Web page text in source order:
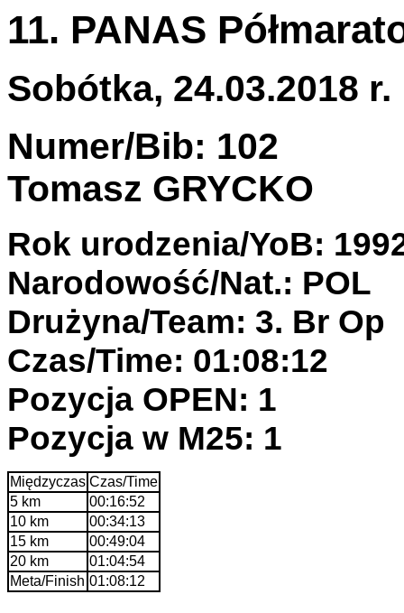
11. PANAS
Sobótka, 24.03.2018 r.
Numer/Bib: 102
Tomasz GRYCKO
Rok urodzenia/YoB:
Narodowość/Nat.: POL
Drużyna/Team: 3. Br Op
Czas/Time: 01:08:12
Pozycja OPEN: 1
Pozycja w M25: 1
Międzyczas Czas/Time
5 km
00:16:52
10 km
00:34:13
15 km
00:49:04
20 km
01:04:54
Meta/Finish 01:08:12